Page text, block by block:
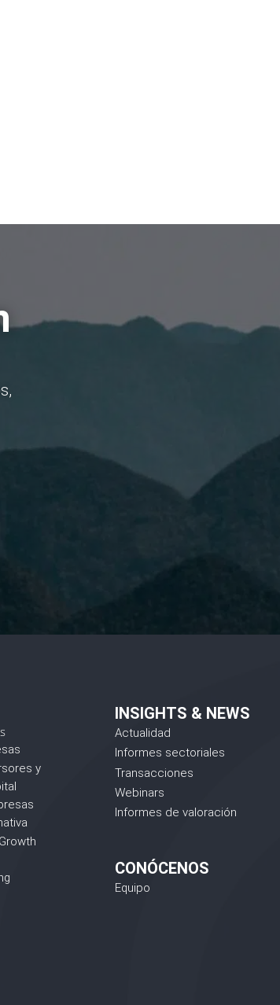
y
INSIGHTS & NEWS
Actualidad
Informes sectoriales
Transacciones
Webinars
Informes de valoración
CONÓCENOS
Equipo